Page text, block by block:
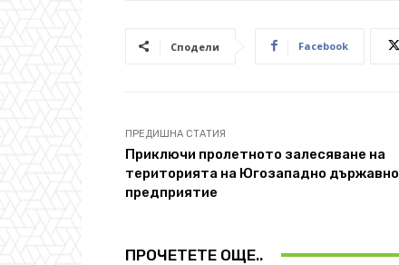
Сподели Facebook
ПРЕДИШНА СТАТИЯ
Приключи пролетното залесяване на
територията на Югозападно държавно
предприятие
ПРОЧЕТЕТЕ ОЩЕ..